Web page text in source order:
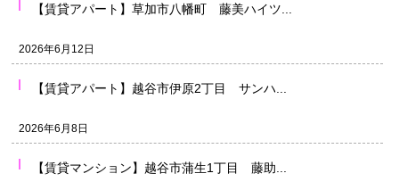
【賃貸アパート】草加市八幡町 藤美ハイツ...
2026年6月12日
【賃貸アパート】越谷市伊原2丁目 サンハ...
2026年6月8日
【賃貸マンション】越谷市蒲生1丁目 藤助...